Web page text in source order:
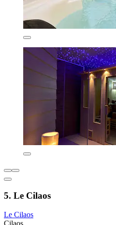
5. Le Cilaos
Le Cilaos
Cilaos